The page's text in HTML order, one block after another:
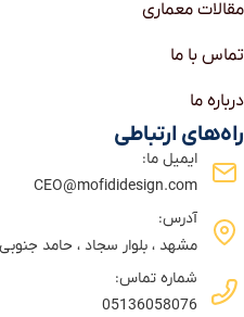
مقالات معماری
تماس با ما
درباره ما
راه‌های ارتباطی
ایمیل ما:
CEO@mofididesign.com
آدرس:
مشهد ، بلوار سجاد ، حامد جنوبی 12
شماره تماس:‌
05136058076